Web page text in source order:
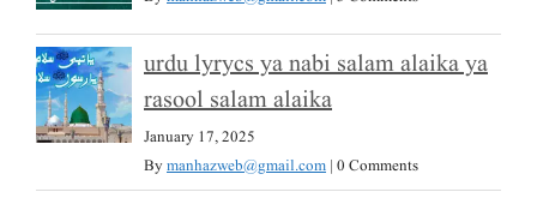
urdu lyrycs ya nabi salam alaika ya
rasool salam alaika
January 17, 2025
Bymanhazweb@gmail.com | 0 Comments